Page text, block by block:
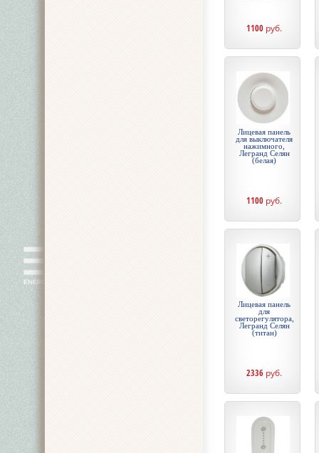
1100 руб.
Лицевая панель
для выключателя
нажимного,
Легранд Селян
(белая)
1100 руб.
Лицевая панель
для
светорегулятора,
Легранд Селян
(титан)
2336 руб.